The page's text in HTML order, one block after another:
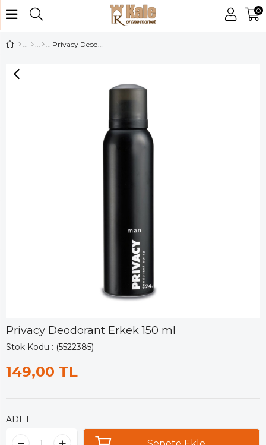
0
Privacy Deodorant Erkek 150 ml
Privacy Deodorant Erkek 150 ml
Stok Kodu (5522385)
149,00 TL
ADET